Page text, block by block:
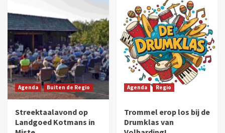
Agenda Buiten de Regio
Streektaalavond op
Landgoed Kotmans in
Agenda Regio
Trommel erop los bij de
Drumklas van